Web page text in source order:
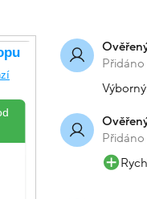
Přidáno
Přidáno